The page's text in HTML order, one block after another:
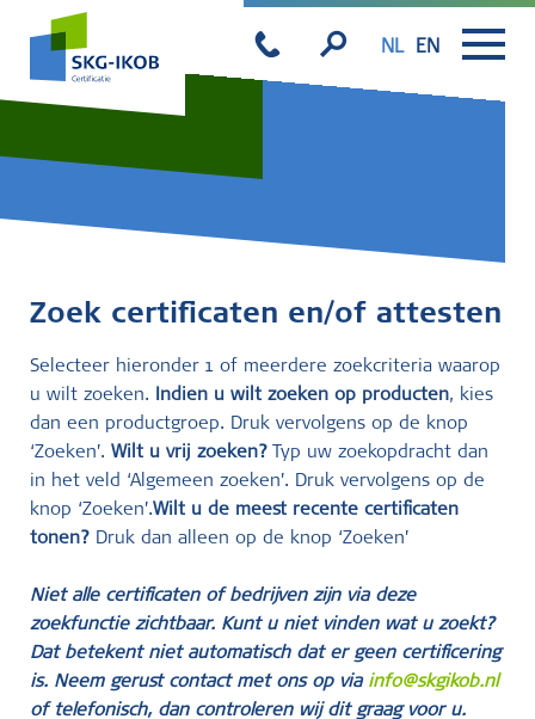
NL EN
Zoek certificaten en/of attesten
Selecteer hieronder 1 of meerdere zoekcriteria waarop
u wilt zoeken. Indien u wilt zoeken op producten, kies
dan een productgroep. Druk vervolgens op de knop
‘Zoeken’. Wilt u vrij zoeken? Typ uw zoekopdracht dan
in het veld ‘Algemeen zoeken’. Druk vervolgens op de
knop ‘Zoeken’.Wilt u de meest recente certificaten
tonen? Druk dan alleen op de knop ‘Zoeken’
Niet alle certificaten of bedrijven zijn via deze
zoekfunctie zichtbaar. Kunt u niet vinden wat u zoekt?
Dat betekent niet automatisch dat er geen certificering
is. Neem gerust contact met ons op via info@skgikob.nl
of telefonisch, dan controleren wij dit graag voor u.